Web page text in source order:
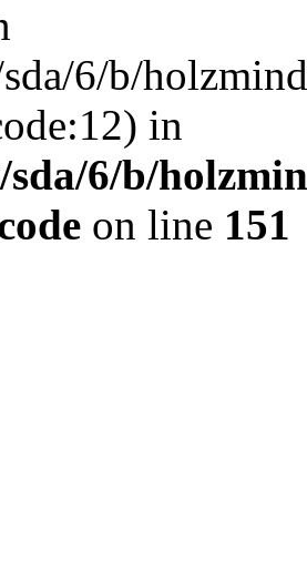
6/b/
in
6/b/
on line 151